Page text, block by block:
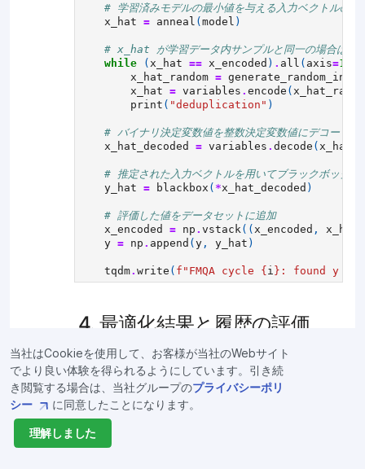
当社はCookieを使用して、お客様が当社のWebサイト
でより良い体験を得られるようにしています。引き続
き閲覧する場合は、当社グループのプライバシーポリ
シー
に同意したことになります。
理解しました
# 学習済みモデルの最小値を与える入力ベクトルの
x_hat = anneal ( model )
# x_hat が学習データ内サンプルと同一の場合はラ
while
( x_hat == x_encoded ) . all ( axis=1
x_hat_random = generate_random_input
x_hat = variables . encode (
print ( "deduplication" )
# バイナリ決定変数値を整数決定変数値にデコード
x_hat_decoded
= variables . decode ( x_hat
# 推定された入力ベクトルを用いてブラックボックス
y_hat = blackbox ( *x_hat_decoded )
# 評価した値をデータセットに追加
x_encoded
= np . vstack (( x_encoded , x_hat
y = np . append ( y , y_hat )
tqdm. write ( f "FMQA cycle { i } : found y =
4. 最適化結果と履歴の評価
4.1. 結果のプロット
以下は、初期学習データ生成過程および最適化
サイクルにおける目的関数評価値の推移をプロ
ットする関数です。